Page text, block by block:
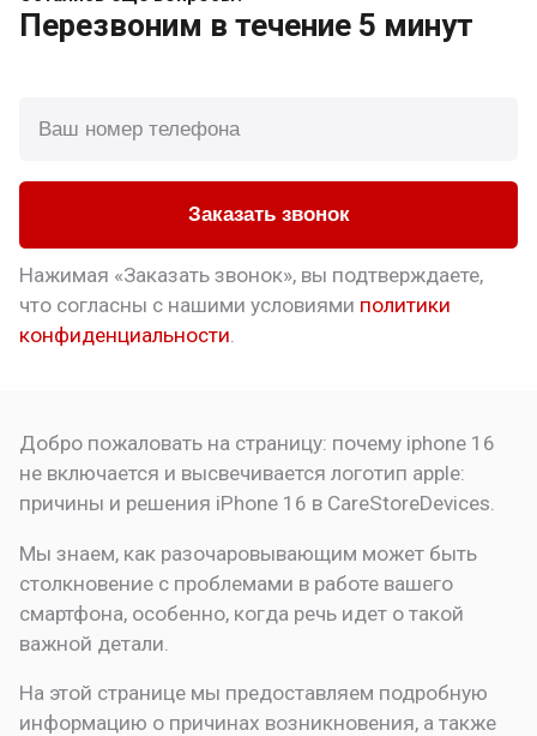
Перезвоним в течение 5 минут
Заказать звонок
Нажимая «Заказать звонок», вы подтверждаете,
что согласны с нашими условиями политики
конфиденциальности.
Добро пожаловать на страницу: почему iphone 16
не включается и высвечивается логотип apple:
причины и решения iPhone 16 в CareStoreDevices.
Мы знаем, как разочаровывающим может быть
столкновение с проблемами в работе вашего
смартфона, особенно, когда речь идет о такой
важной детали.
На этой странице мы предоставляем подробную
информацию о причинах возникновения, а также